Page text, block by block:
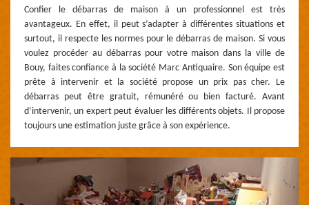
Confier le débarras de maison à un professionnel est très
avantageux. En effet, il peut s’adapter à différentes situations et
surtout, il respecte les normes pour le débarras de maison. Si vous
voulez procéder au débarras pour votre maison dans la ville de
Bouy, faites confiance à la société Marc Antiquaire. Son équipe est
prête à intervenir et la société propose un prix pas cher. Le
débarras peut être gratuit, rémunéré ou bien facturé. Avant
d’intervenir, un expert peut évaluer les différents objets. Il propose
toujours une estimation juste grâce à son expérience.